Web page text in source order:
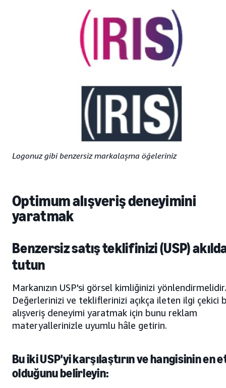
Logonuz gibi benzersiz markalaşma öğeleriniz
Optimum alışveriş deneyimini
yaratmak
Benzersiz satış teklifinizi (USP)
tutun
Markanızın USP'si görsel kimliğinizi yönlendirmelidir.
Değerlerinizi ve tekliflerinizi açıkça ileten ilgi çekici
alışveriş deneyimi yaratmak için bunu reklam
materyallerinizle uyumlu hâle getirin.
Bu iki USP'yi karşılaştırın ve hangisinin en
olduğunu belirleyin: